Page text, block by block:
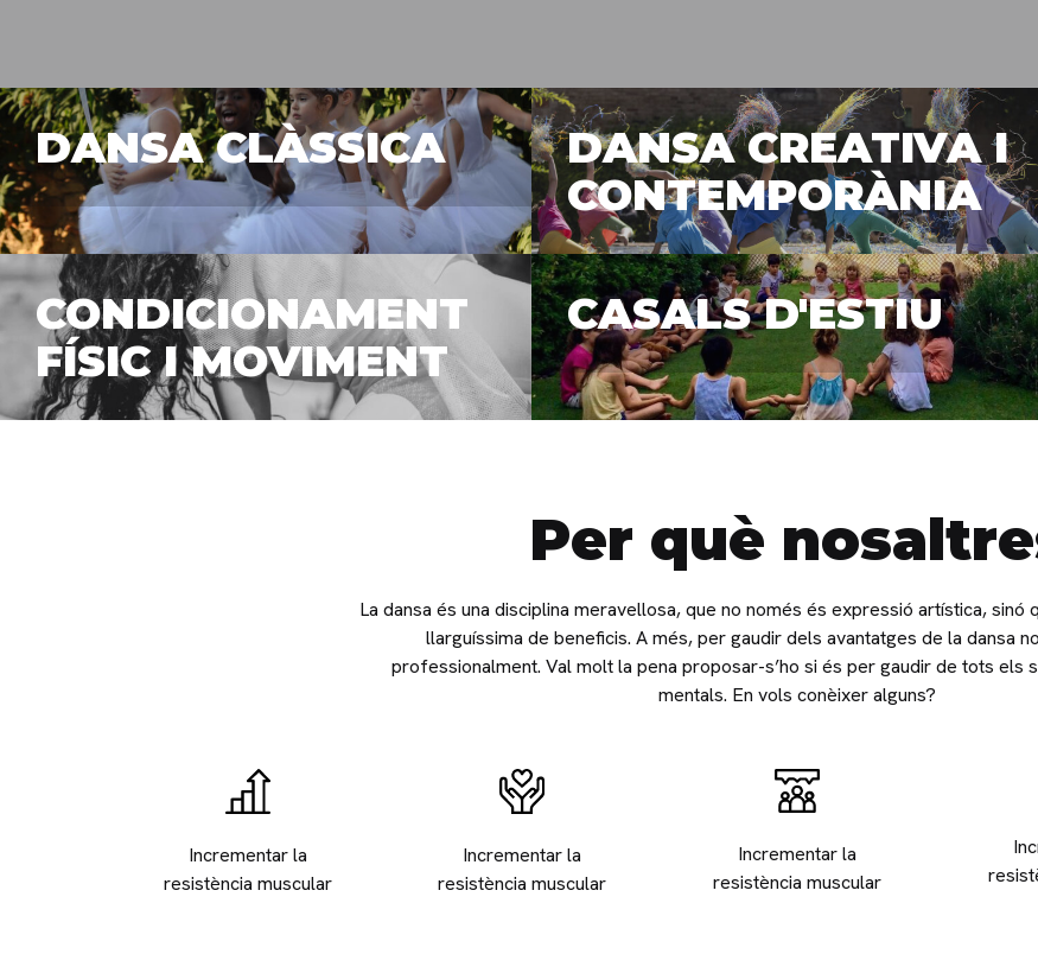
DANSA CLÀSSICA
DANSA CREATIVA I
CONTEMPORÀNIA
CONDICIONAMENT
FÍSIC I MOVIMENT
CASALS D'ESTIU
Per què
La dansa és una disciplina meravellosa, que no només és expressió artística, sinó
llarguíssima de beneficis. A més, per gaudir dels avantatges de la dansa
professionalment. Val molt la pena proposar-s’ho si és per gaudir de tots els
mentals. En vols conèixer alguns?
Incrementar la
resistència muscular
Incrementar la
resistència muscular
Incrementar la
resistència muscular